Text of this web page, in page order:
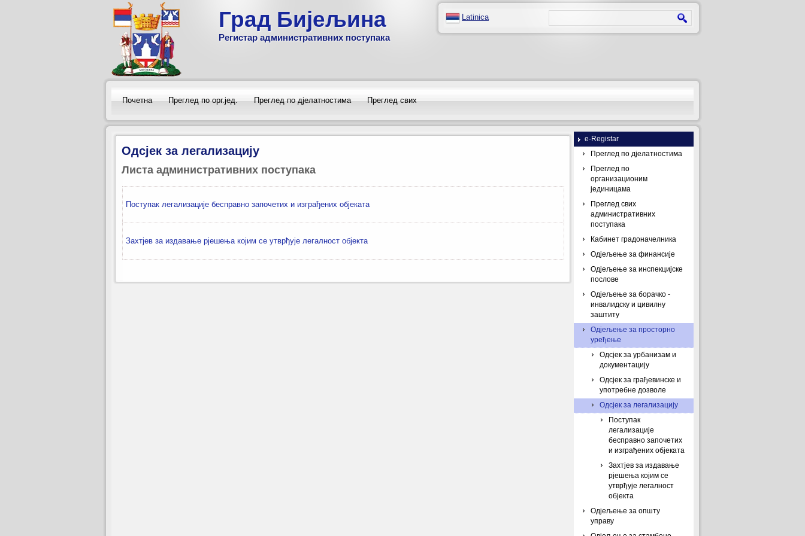
Град Бијељина
Регистар административних поступака
Latinica
Почетна Преглед по орг.јед. Преглед по дјелатностима Преглед свих
Одсјек за легализацију
Листа административних поступака
Поступак легализације бесправно започетих и изграђених објеката
Захтјев за издавање рјешења којим се утврђује легалност објекта
e-Registar
Преглед по дјелатностима
Преглед по
организационим
јединицама
Преглед свих
административних
поступака
Кабинет градоначелника
Одјељење за финансије
Одјељење за инспекцијске
послове
Одјељење за борачко -
инвалидску и цивилну
заштиту
Одјељење за просторно
уређење
Одсјек за урбанизам и
документацију
Одсјек за грађевинске и
употребне дозволе
Одсјек за легализацију
Поступак
легализације
бесправно започетих
и изграђених објеката
Захтјев за издавање
рјешења којим се
утврђује легалност
објекта
Одјељење за општу
управу